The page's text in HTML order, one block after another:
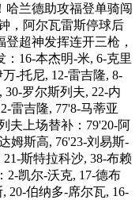
哈兰德助攻福登单骑闯
，阿尔瓦雷斯停球后
超神发挥连开三枪，
16-本杰明-米, 6-克里
-托尼, 12-雷吉隆, 8-
罗尔斯列夫, 22-内
雷吉隆, 77'8-马蒂亚
夫上场替补：79'20-阿
姆斯高, 76'23-刘易斯-
斯特拉科沙, 38-布赖
2-凯尔-沃克, 17-德布
20-伯纳多-席尔瓦, 16-